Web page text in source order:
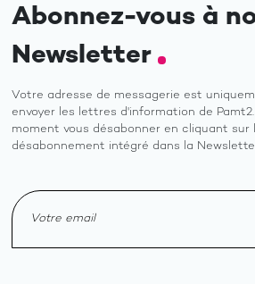
Abonnez-vous à
Newsletter
Votre adresse de messagerie est
envoyer les lettres d'information de
moment vous désabonner en cliquant sur
désabonnement intégré dans la